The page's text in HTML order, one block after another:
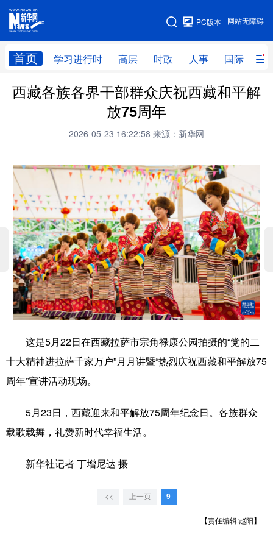
网站无障碍
PC版本
首页 学习进行时 高层 时政 人事 国际 财
网站地图
学习进行时 高层 时政 人事
财经 网评
科技 科创 量子 体育
文化 书画 健康 军事
访谈 视频 图片 政务
法律 中央文件 金融 汽车
食品 人居 信息化 数字经济
学术中国 乡村振兴 银龄 溯源中国
城市 旅游 能源 会展
彩票 娱乐 时尚 悦读
北京 天津
吉林 上海
江西
西藏各族各界干部群众庆祝西藏和平解
放75周年
2026-05-23 16:22:58 来源：新华网
这是5月22日在西藏拉萨市宗角禄康公园拍摄的“党的二
十大精神进拉萨千家万户”月月讲暨“热烈庆祝西藏和平解放75
周年”宣讲活动现场。
5月23日，西藏迎来和平解放75周年纪念日。各族群众
载歌载舞，礼赞新时代幸福生活。
新华社记者 丁增尼达 摄
|<< 上一页 9
【责任编辑:赵阳】